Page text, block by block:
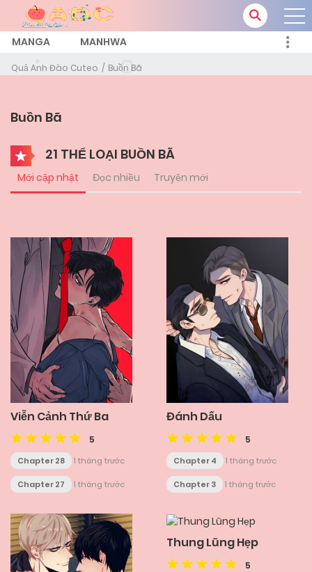
MANGA MANHWA
Quả Anh Đào Cuteo Buồn Bã
Buồn Bã
21 THỂ LOẠI BUỒN BÃ
Mới cập nhật Đọc nhiều Truyện mới
Viễn Cảnh Thứ Ba
5
Chapter 28 1 tháng trước
Chapter 27 1 tháng trước
Đánh Dấu
5
Chapter 4 1 tháng trước
Chapter 3 1 tháng trước
Thung Lũng Hẹp
5